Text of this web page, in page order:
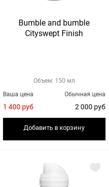
Bumble and bumble
Cityswept Finish
Объем: 150 мл
Обычная цена
2 000 руб
Ваша цена
1 400 руб
Добавить в корзину